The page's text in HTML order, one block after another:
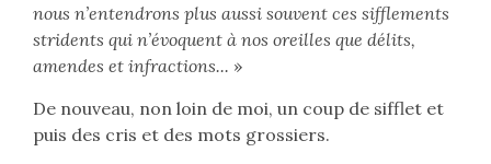
nous n’entendrons plus aussi souvent ces sifflements
stridents qui n’évoquent à nos oreilles que délits,
amendes et infractions... »
De nouveau, non loin de moi, un coup de sifflet et
puis des cris et des mots grossiers.